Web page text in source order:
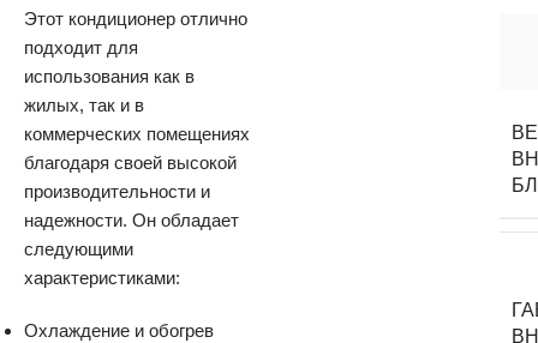
Этот кондиционер отлично
подходит для
использования как в
жилых, так и в
коммерческих помещениях
благодаря своей высокой
производительности и
надежности. Он обладает
следующими
характеристиками:
Охлаждение и обогрев